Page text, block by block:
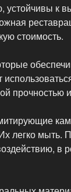
устойчивы к
стоимость.
прочностью
легко мыть.
в